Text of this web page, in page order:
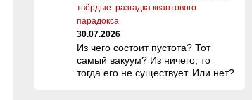
твёрдые: разгадка квантового
парадокса
30.07.2026
Из чего состоит пустота? Тот
самый вакуум? Из ничего, то
тогда его не существует. Или нет?